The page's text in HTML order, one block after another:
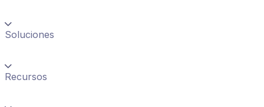
Soluciones
Recursos